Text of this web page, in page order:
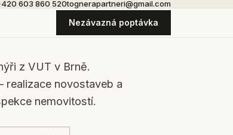
603 860 520tognerapartneri@gmail.com
Nezávazná poptávka
z VUT v Brně.
novostaveb a
nemovitostí.